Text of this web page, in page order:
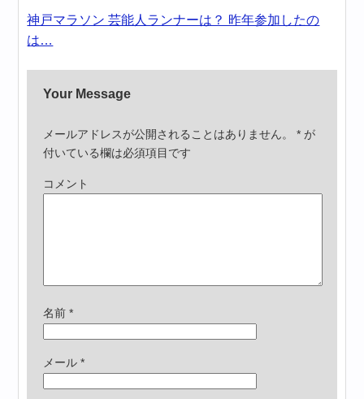
神戸マラソン 芸能人ランナーは？ 昨年参加したの
は…
Your Message
メールアドレスが公開されることはありません。 * が
付いている欄は必須項目です
コメント
名前*
メール*